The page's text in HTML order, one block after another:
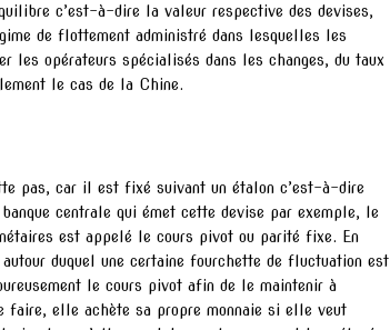
c’est-à-dire la valeur respective des devises,
de flottement administré dans lesquelles les
les opérateurs spécialisés dans les changes, du taux
le cas de la Chine.
pas, car il est fixé suivant un étalon c’est-à-dire
centrale qui émet cette devise par exemple, le
est appelé le cours pivot ou parité fixe. En
duquel une certaine fourchette de fluctuation est
le cours pivot afin de le maintenir à
faire, elle achète sa propre monnaie si elle veut